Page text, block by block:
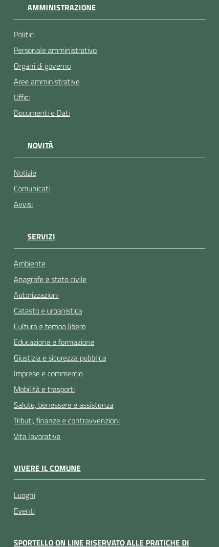
AMMINISTRAZIONE
Politici
Personale amministrativo
Organi di governo
Aree amministrative
Uffici
Documenti e Dati
NOVITÀ
Notizie
Comunicati
Avvisi
SERVIZI
Ambiente
Anagrafe e stato civile
Autorizzazioni
Catasto e urbanistica
Cultura e tempo libero
Educazione e formazione
Giustizia e sicurezza pubblica
Imprese e commercio
Mobilità e trasporti
Salute, benessere e assistenza
Tributi, finanze e contravvenzioni
Vita lavorativa
VIVERE IL COMUNE
Luoghi
Eventi
SPORTELLO ON LINE RISERVATO ALLE PRATICHE DI